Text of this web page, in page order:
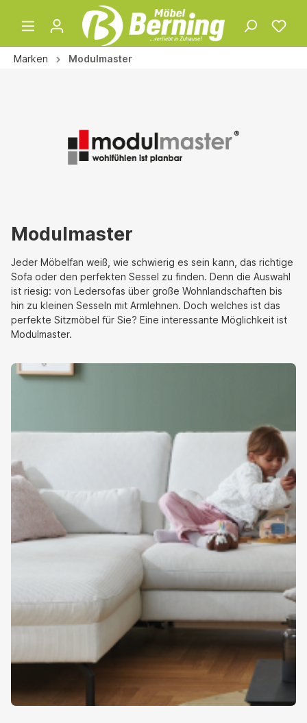
Marken Modulmaster
Modulmaster
Jeder Möbelfan weiß, wie schwierig es sein kann, das richtige
Sofa oder den perfekten Sessel zu finden. Denn die Auswahl
ist riesig: von Ledersofas über große Wohnlandschaften bis
hin zu kleinen Sesseln mit Armlehnen. Doch welches ist das
perfekte Sitzmöbel für Sie? Eine interessante Möglichkeit ist
Modulmaster.